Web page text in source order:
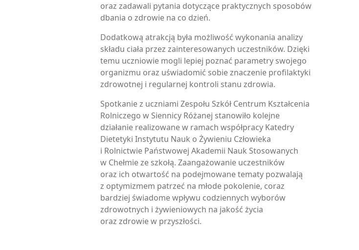
oraz zadawali pytania dotyczące praktycznych sposobów
dbania o zdrowie na co dzień.
Dodatkową atrakcją była możliwość wykonania analizy
składu ciała przez zainteresowanych uczestników. Dzięki
temu uczniowie mogli lepiej poznać parametry swojego
organizmu oraz uświadomić sobie znaczenie profilaktyki
zdrowotnej i regularnej kontroli stanu zdrowia.
Spotkanie z uczniami Zespołu Szkół Centrum Kształcenia
Rolniczego w Siennicy Różanej stanowiło kolejne
działanie realizowane w ramach współpracy Katedry
Dietetyki Instytutu Nauk o Żywieniu Człowieka
i Rolnictwie Państwowej Akademii Nauk Stosowanych
w Chełmie ze szkołą. Zaangażowanie uczestników
oraz ich otwartość na podejmowane tematy pozwalają
z optymizmem patrzeć na młode pokolenie, coraz
bardziej świadome wpływu codziennych wyborów
zdrowotnych i żywieniowych na jakość życia
oraz zdrowie w przyszłości.